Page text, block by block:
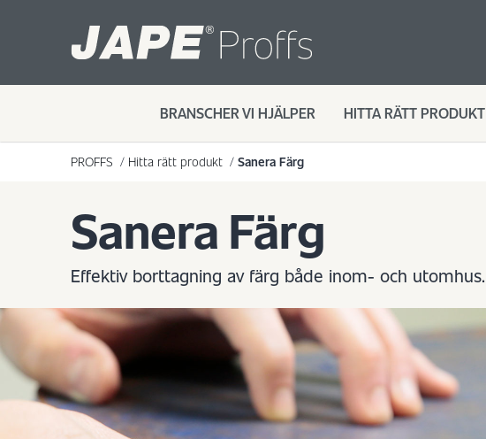
BRANSCHER VI HJÄLPER HITTA RÄTT PRODUKT
PROFFS / Hitta rätt produkt / Sanera Färg
Sanera Färg
Effektiv borttagning av färg både inom- och utomhus.